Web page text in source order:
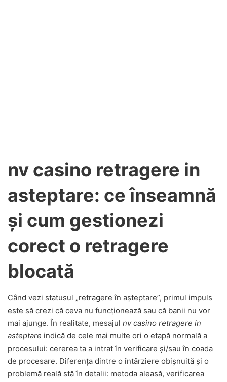
nv casino retragere in
asteptare: ce înseamnă
și cum gestionezi
corect o retragere
blocată
Când vezi statusul „retragere în așteptare”, primul impuls
este să crezi că ceva nu funcționează sau că banii nu vor
mai ajunge. În realitate, mesajul nv casino retragere in
asteptare indică de cele mai multe ori o etapă normală a
procesului: cererea ta a intrat în verificare și/sau în coada
de procesare. Diferența dintre o întârziere obișnuită și o
problemă reală stă în detalii: metoda aleasă, verificarea